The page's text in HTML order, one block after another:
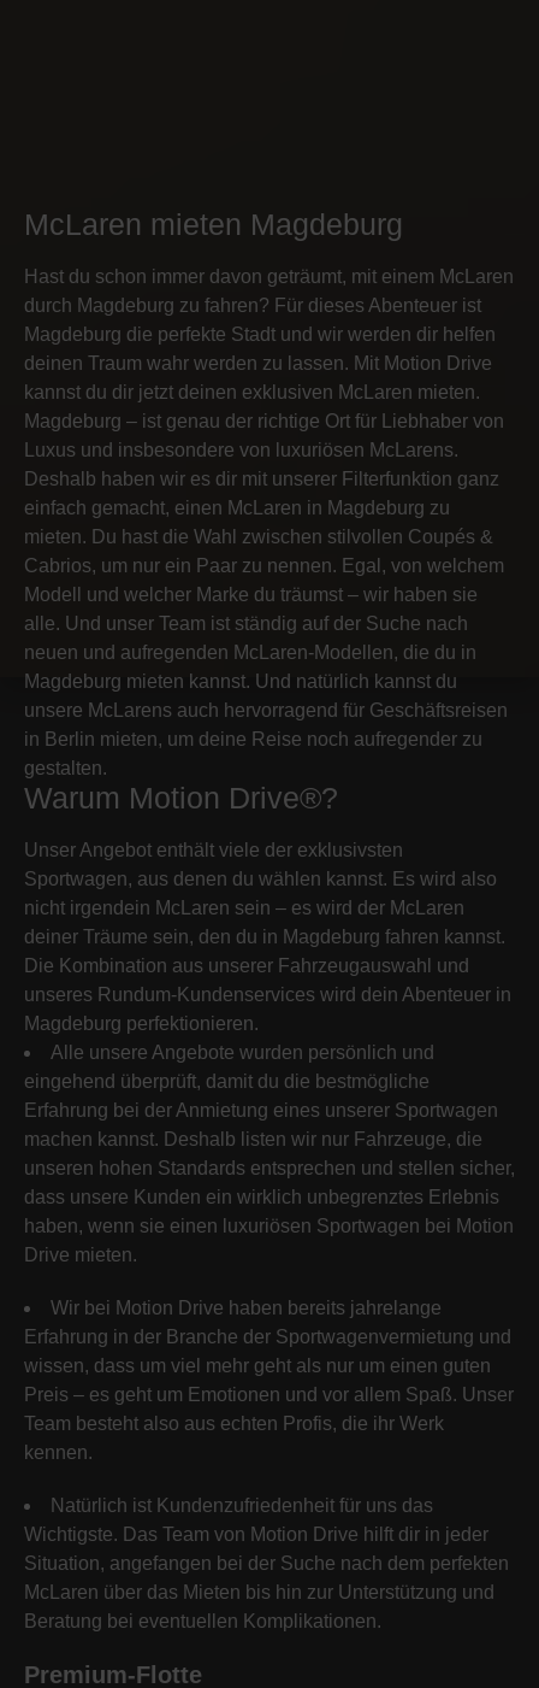
McLaren mieten Magdeburg
Hast du schon immer davon geträumt, mit einem McLaren
durch Magdeburg zu fahren? Für dieses Abenteuer ist
Magdeburg die perfekte Stadt und wir werden dir helfen
deinen Traum wahr werden zu lassen. Mit Motion Drive
kannst du dir jetzt deinen exklusiven McLaren mieten.
Magdeburg – ist genau der richtige Ort für Liebhaber von
Luxus und insbesondere von luxuriösen McLarens.
Deshalb haben wir es dir mit unserer Filterfunktion ganz
einfach gemacht, einen McLaren in Magdeburg zu
mieten. Du hast die Wahl zwischen stilvollen Coupés &
Cabrios, um nur ein Paar zu nennen. Egal, von welchem
Modell und welcher Marke du träumst – wir haben sie
alle. Und unser Team ist ständig auf der Suche nach
neuen und aufregenden McLaren-Modellen, die du in
Magdeburg mieten kannst. Und natürlich kannst du
unsere McLarens auch hervorragend für Geschäftsreisen
in Berlin mieten, um deine Reise noch aufregender zu
gestalten.
Warum Motion Drive®?
Unser Angebot enthält viele der exklusivsten
Sportwagen, aus denen du wählen kannst. Es wird also
nicht irgendein McLaren sein – es wird der McLaren
deiner Träume sein, den du in Magdeburg fahren kannst.
Die Kombination aus unserer Fahrzeugauswahl und
unseres Rundum-Kundenservices wird dein Abenteuer in
Magdeburg perfektionieren.
Alle unsere Angebote wurden persönlich und
eingehend überprüft, damit du die bestmögliche
Erfahrung bei der Anmietung eines unserer Sportwagen
machen kannst. Deshalb listen wir nur Fahrzeuge, die
unseren hohen Standards entsprechen und stellen sicher,
dass unsere Kunden ein wirklich unbegrenztes Erlebnis
haben, wenn sie einen luxuriösen Sportwagen bei Motion
Drive mieten.
Wir bei Motion Drive haben bereits jahrelange
Erfahrung in der Branche der Sportwagenvermietung und
wissen, dass um viel mehr geht als nur um einen guten
Preis – es geht um Emotionen und vor allem Spaß. Unser
Team besteht also aus echten Profis, die ihr Werk
kennen.
Natürlich ist Kundenzufriedenheit für uns das
Wichtigste. Das Team von Motion Drive hilft dir in jeder
Situation, angefangen bei der Suche nach dem perfekten
McLaren über das Mieten bis hin zur Unterstützung und
Beratung bei eventuellen Komplikationen.
Premium-Flotte